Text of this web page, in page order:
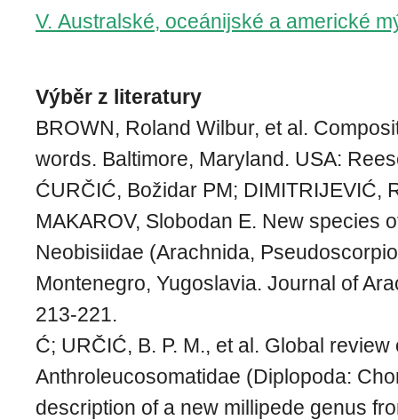
V. Australské, oceánijské a americké
Výběr z literatury
BROWN, Roland Wilbur, et al.
words. Baltimore, Maryland. USA:
ĆURČIĆ, Božidar PM; DIMITRIJEVIĆ,
MAKAROV, Slobodan E. New species
Neobisiidae (Arachnida,
Montenegro, Yugoslavia. Journal of
213-221.
Ć; URČIĆ, B. P. M., et al. Global review
Anthroleucosomatidae (Diplopoda:
description of a new millipede genus